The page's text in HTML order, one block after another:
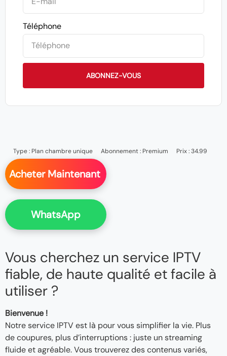
Téléphone
ABONNEZ-VOUS
Type : Plan chambre unique Abonnement : Premium Prix : 34.99
Acheter Maintenant
WhatsApp
Vous cherchez un service IPTV
fiable, de haute qualité et facile à
utiliser ?
Bienvenue !
Notre service IPTV est là pour vous simplifier la vie. Plus
de coupures, plus d’interruptions : juste un streaming
fluide et agréable. Vous trouverez des contenus variés,